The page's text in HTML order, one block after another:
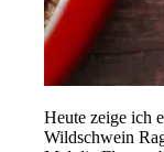
Heute zeige ich
Wildschwein